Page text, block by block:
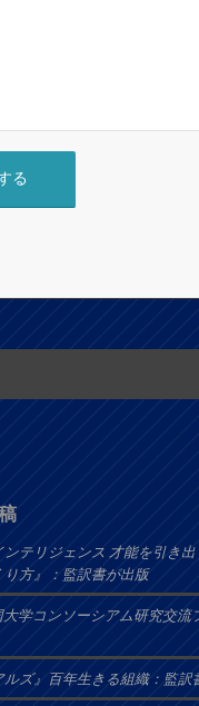
ンテリジェンス 才能を引き
り方』：監訳書が出版
大学コンソーシアム研究交
ルズ』百年生きる組織：監